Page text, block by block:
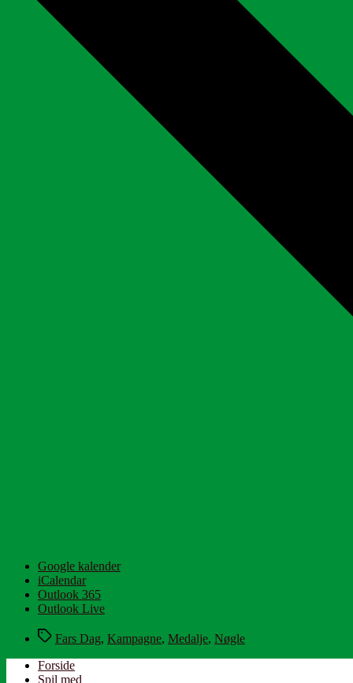
Google kalender
iCalendar
Outlook 365
Outlook Live
TagsFars Dag, Kampagne, Medalje, Nøgle
Forside
Spil med